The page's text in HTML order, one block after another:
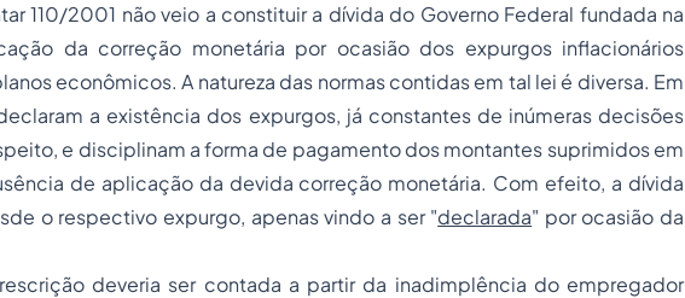
110/2001 não veio a constituir a dívida do Governo Federal fundada na
da correção monetária por ocasião dos expurgos inflacionários
econômicos. A natureza das normas contidas em tal lei é diversa. Em
a existência dos expurgos, já constantes de inúmeras decisões
e disciplinam a forma de pagamento dos montantes suprimidos em
de aplicação da devida correção monetária. Com efeito, a dívida
o respectivo expurgo, apenas vindo a ser "declarada" por ocasião da
deveria ser contada a partir da inadimplência do empregador